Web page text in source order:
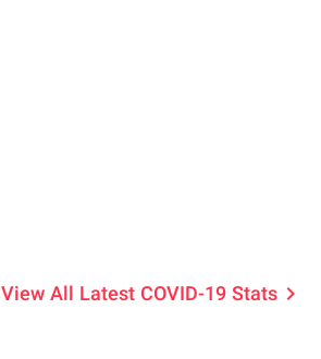
View All Latest COVID-19 Stats keyboard_arrow_right